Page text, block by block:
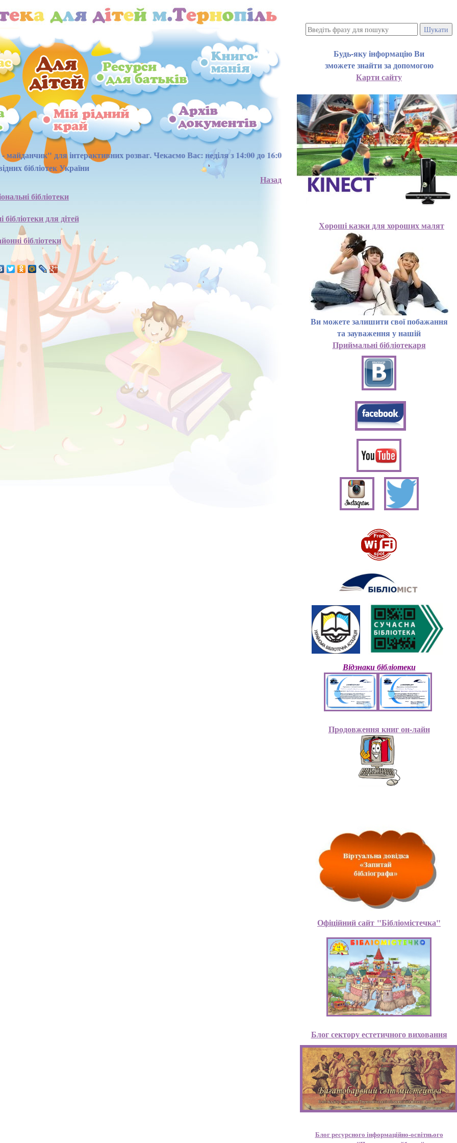
інтерактивних розваг. Чекаємо Вас: неділя з 14:00 до 16:00, понеділок, четвер, п\'ятниця з 15:00 до 17:00 год.
бібліотек України
Назад
бібліотеки
бібліотеки для дітей
бібліотеки
Будь-яку інформацію Ви
зможете знайти за допомогою
Карти сайту
Хороші казки для хороших малят
Ви можете залишити свої побажання
та зауваження у нашій
Приймальні бібліотекаря
Відзнаки бібліотеки
Продовження книг он-лайн
Офіційний сайт "Бібліомістечка"
Блог сектору естетичного виховання
Блог ресурсного інформаційно-освітнього